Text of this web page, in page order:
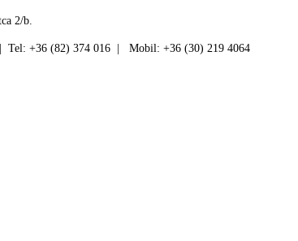
2/b.
Tel: +36 (82) 374 016 | Mobil: +36 (30) 219 4064